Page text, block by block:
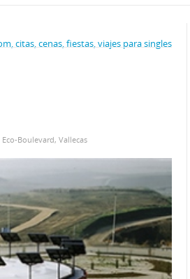
Eco-Boulevard, Vallecas